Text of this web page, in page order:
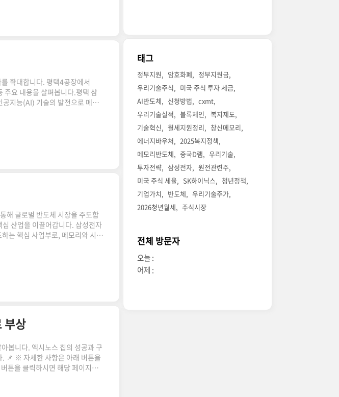
보조금을 받는 대신 미국에 400
텍사..
확대합니다. 평택4공장에서
주요 내용을 살펴봅니다.평택 삼
공지능(AI) 기술의 발전으로 메모
고성능 메모리의 수요가 급증
한 역할을 담당합니다. 당초 파
에..
해 글로벌 반도체 시장을 주도합
산업을 이끌어갑니다. 삼성전자
는 핵심 사업부로, 메모리와 시스
.삼성전자 DS 부문 개요 삼성전
니다:메모리 사업메모리 사업은
부상
봅니다. 엑시노스 칩의 성공과 구
. 📌 ※ 자세한 사항은 아래 버튼을
튼을 클릭하시면 해당 페이지로
위탁 생산을 전문으로 하는 사
태그
정부지원 암호화폐
정부지원금
우리기술주식
미국 주식 투자 세금
AI반도체
신청방법
cxmt
우리기술실적
블록체인
복지제도
기술혁신
월세지원정리
창신메모리
에너지바우처
2025복지정책
메모리반도체
중국D램
우리기술
투자전략
삼성전자
원전관련주
미국 주식 세율
SK하이닉스
청년정책
기업가치
반도체
우리기술주가
2026청년월세
주식시장
전체 방문자
오늘 :
어제 :